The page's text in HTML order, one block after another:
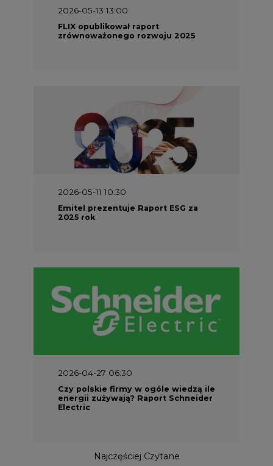
2026-05-13 13:00
FLIX opublikował raport
zrównoważonego rozwoju 2025
2026-05-11 10:30
Emitel prezentuje Raport ESG za
2025 rok
2026-04-27 06:30
Czy polskie firmy w ogóle wiedzą ile
energii zużywają? Raport Schneider
Electric
Najczęściej Czytane